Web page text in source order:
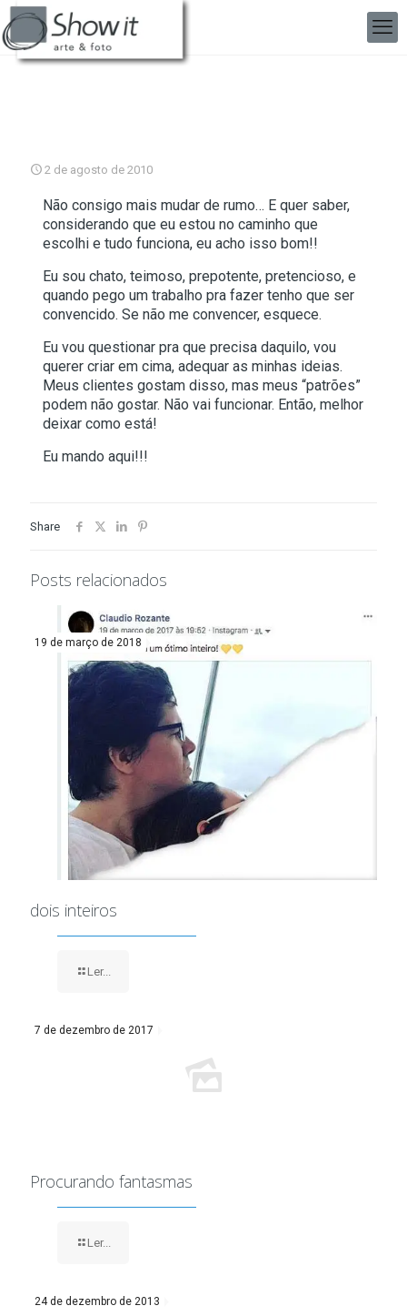
2 de agosto de 2010
Não consigo mais mudar de rumo… E quer saber,
considerando que eu estou no caminho que
escolhi e tudo funciona, eu acho isso bom!!
Eu sou chato, teimoso, prepotente, pretencioso, e
quando pego um trabalho pra fazer tenho que ser
convencido. Se não me convencer, esquece.
Eu vou questionar pra que precisa daquilo, vou
querer criar em cima, adequar as minhas ideias.
Meus clientes gostam disso, mas meus “patrões”
podem não gostar. Não vai funcionar. Então, melhor
deixar como está!
Eu mando aqui!!!
Share
Posts relacionados
19 de março de 2018
dois inteiros
Ler...
7 de dezembro de 2017
Procurando fantasmas
Ler...
24 de dezembro de 2013